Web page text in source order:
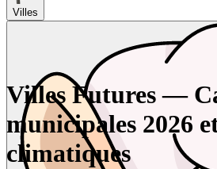
Villes
Villes Futures —
municipales 2026
climatiques